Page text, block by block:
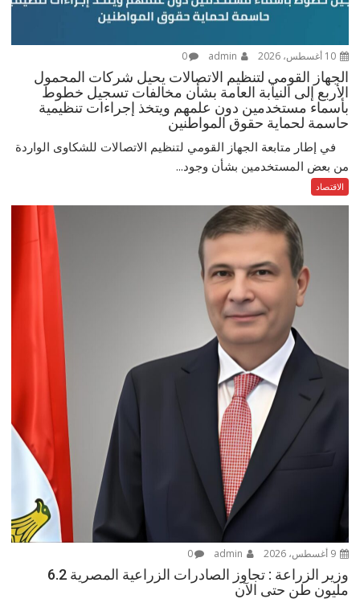
10 أغسطس، 2026 0
الجهاز القومي لتنظيم الاتصالات يحيل شركات المحمول
الأربع إلى النيابة العامة بشأن مخالفات تسجيل خطوط
بأسماء مستخدمين دون علمهم ويتخذ إجراءات تنظيمية
حاسمة لحماية حقوق المواطنين
في إطار متابعة الجهاز القومي لتنظيم الاتصالات للشكاوى الواردة
من بعض المستخدمين بشأن وجود...
الاقتصاد
9 أغسطس، 2026 0
وزير الزراعة : تجاوز الصادرات الزراعية المصرية 6.2
مليون طن حتى الآن